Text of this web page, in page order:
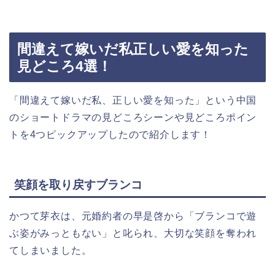
間違えて嫁いだ私正しい愛を知った
見どころ4選！
「間違えて嫁いだ私、正しい愛を知った」
という中国
のショートドラマの見どころシーンや見どころポイン
トを4つピックアップしたので紹介します！
笑顔を取り戻すブランコ
かつて芽衣は、元婚約者の早是啓から「ブランコで遊
ぶ姿がみっともない」と叱られ、大切な笑顔を奪われ
てしまいました。